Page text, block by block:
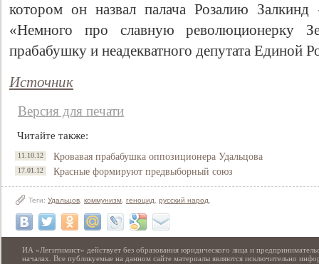
котором он назвал палача Розалию Залкинд
«Немного про славную революционерку
прабабушку и неадекватного депутата Единой
Источник
Версия для печати
Читайте также:
11.10.12 Кровавая прабабушка оппозиционера Удальцова
17.01.12 Красные формируют предвыборный союз
Теги: Удальцов коммунизм геноцид русский народ
ИА «Легитимист» действует без образования юридического лица и
началах. Все публикуемые на данном сайте материалы являются исключительно